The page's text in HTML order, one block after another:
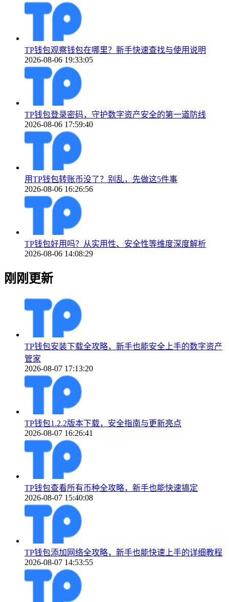
TP钱包观察钱包在哪里？新手快速查找与使用说明
2026-08-06 19:33:05
TP钱包登录密码，守护数字资产安全的第一道防线
2026-08-06 17:59:40
用TP钱包转账币没了？别乱，先做这5件事
2026-08-06 16:26:56
TP钱包好用吗？从实用性、安全性等维度深度解析
2026-08-06 14:08:29
刚刚更新
TP钱包安装下载全攻略，新手也能安全上手的数字资产
管家
2026-08-07 17:13:20
TP钱包1.2.2版本下载，安全指南与更新亮点
2026-08-07 16:26:41
TP钱包查看所有币种全攻略，新手也能快速搞定
2026-08-07 15:40:08
TP钱包添加网络全攻略，新手也能快速上手的详细教程
2026-08-07 14:53:55